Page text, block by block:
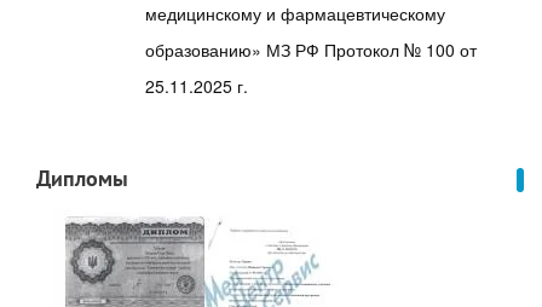
медицинскому и фармацевтическому
образованию» МЗ РФ Протокол № 100 от
25.11.2025 г.
Дипломы